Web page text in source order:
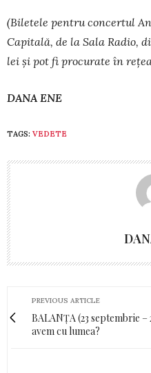
(Biletele pentru concertul
Capitală, de la Sala Radio,
lei şi pot fi procurate în
DANA ENE
TAGS: VEDETE
PREVIOUS ARTICLE
BALANȚA (23 septembrie
avem cu lumea?